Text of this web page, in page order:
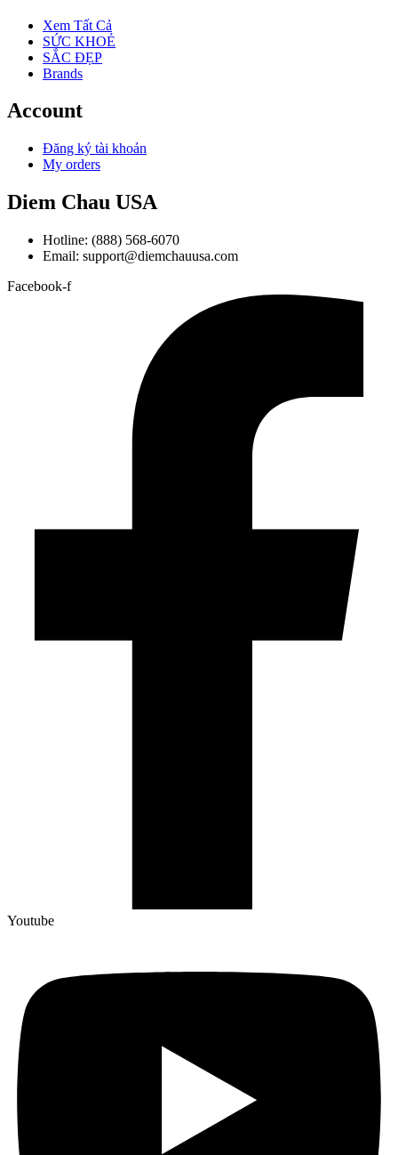
Xem Tất Cả
SỨC KHOẺ
SẮC ĐẸP
Brands
Account
Đăng ký tài khoản
My orders
Diem Chau USA
Hotline: (888) 568-6070
Email: support@diemchauusa.com
Facebook-f
Youtube